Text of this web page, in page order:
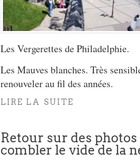
Les Vergerettes de Philadelphie.
Les Mauves blanches. Très
renouveler au fil des années.
LIRE LA SUITE
Retour sur des
combler le vide de la